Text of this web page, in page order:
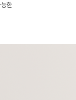
한